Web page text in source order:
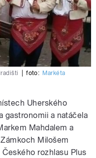
foto: Markéta
Uherského
gastronomii a natáčela
Mahdalem a
Milošem
rozhlasu Plus